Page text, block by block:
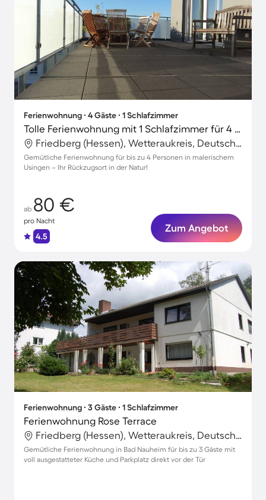
Ferienwohnung ∙ 4 Gäste ∙ 1 Schlafzimmer
Tolle Ferienwohnung mit 1 Schlafzimmer für 4 Personen
Friedberg (Hessen), Wetteraukreis, Deutschland
Gemütliche Ferienwohnung für bis zu 4 Personen in malerischem
Usingen – Ihr Rückzugsort in der Natur!
ab 80 €
pro Nacht
4.5
Zum Angebot
Ferienwohnung ∙ 3 Gäste ∙ 1 Schlafzimmer
Ferienwohnung Rose Terrace
Friedberg (Hessen), Wetteraukreis, Deutschland
Gemütliche Ferienwohnung in Bad Nauheim für bis zu 3 Gäste mit
voll ausgestatteter Küche und Parkplatz direkt vor der Tür